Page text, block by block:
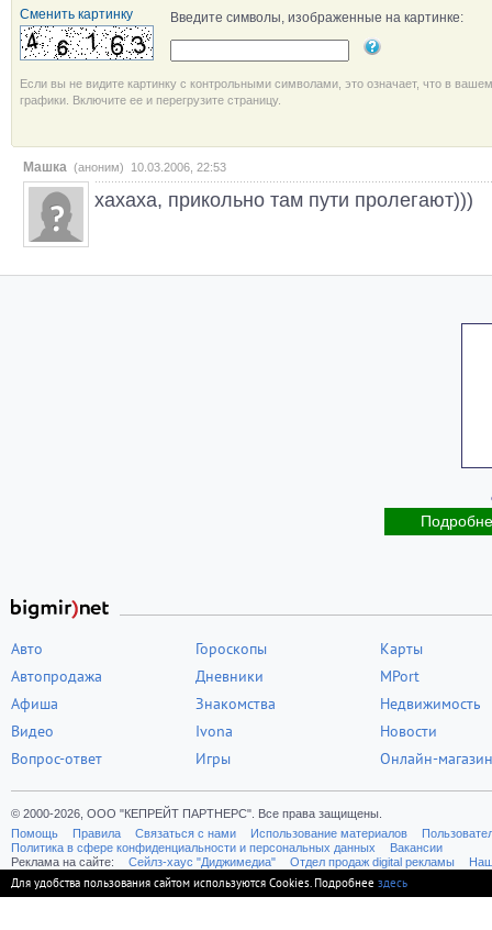
Сменить картинку Введите символы, изображенные на картинке:
Если вы не видите картинку с контрольными символами, это означает, что в
графики. Включите ее и перегрузите страницу.
Машка (аноним) 10.03.2006, 22:53
хахаха, прикольно там пути пролегают)))
Авто
Автопродажа
Афиша
Видео
Вопрос-ответ
Гороскопы
Дневники
Знакомства
Ivona
Игры
Карты
MPort
Недвижимость
Новости
Онлайн-магазин
© 2000-2026, ООО "КЕПРЕЙТ ПАРТНЕРС". Все права защищены.
Помощь
Правила Связаться с нами Использование материалов
Политика в сфере конфиденциальности и персональных данных
Вакансии
Реклама на сайте:
Cейлз-хаус "Диджимедиа" Отдел продаж digital рекламы
Для удобства пользования сайтом используются Cookies. Подробнее здесь